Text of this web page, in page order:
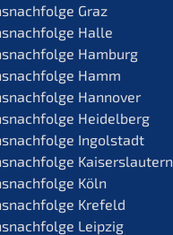
Graz
Halle
Hamburg
Hamm
Hannover
Heidelberg
Ingolstadt
Kaiserslautern
Köln
Krefeld
Leipzig